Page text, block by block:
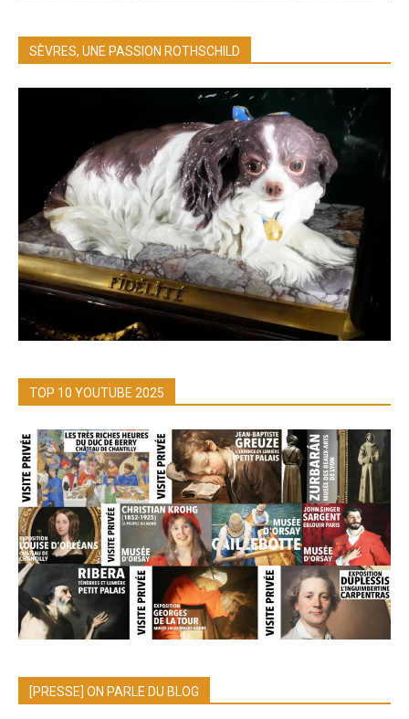
SÈVRES, UNE PASSION ROTHSCHILD
TOP 10 YOUTUBE 2025
[PRESSE] ON PARLE DU BLOG